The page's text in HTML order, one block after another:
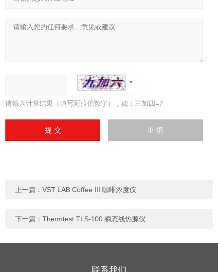
请输入计算结果（填写阿拉伯数字），如：三加四=7
上一篇：VST LAB Coffee III 咖啡浓度仪
下一篇：Thermtest TLS-100 瞬态线热源仪
联系我们